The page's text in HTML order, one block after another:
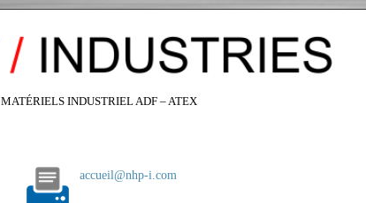
MATÉRIELS INDUSTRIEL ADF – ATEX
accueil@nhp-i.com